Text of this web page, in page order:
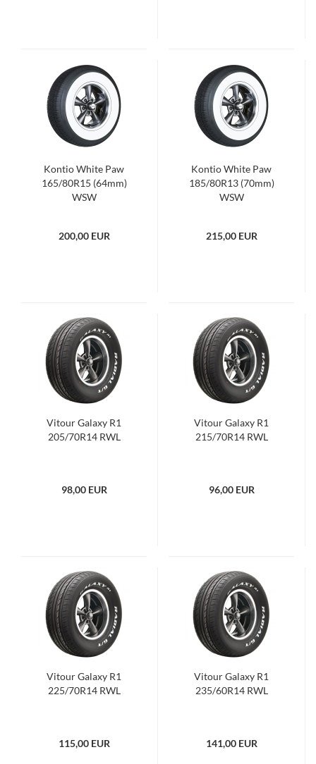
Kontio White Paw
165/80R15 (64mm)
WSW
200,00 EUR
Kontio White Paw
185/80R13 (70mm)
WSW
215,00 EUR
Vitour Galaxy R1
205/70R14 RWL
98,00 EUR
Vitour Galaxy R1
215/70R14 RWL
96,00 EUR
Vitour Galaxy R1
225/70R14 RWL
115,00 EUR
Vitour Galaxy R1
235/60R14 RWL
141,00 EUR